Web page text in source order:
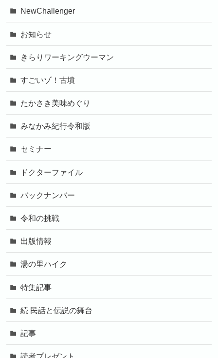
NewChallenger
お知らせ
きらりワーキングウーマン
すごいゾ！古墳
たかさき美味めぐり
みなかみ紀行令和版
セミナー
ドクターファイル
バックナンバー
令和の挑戦
出版情報
湯の里ハイク
特集記事
続 民話と伝説の舞台
記事
読者プレゼント